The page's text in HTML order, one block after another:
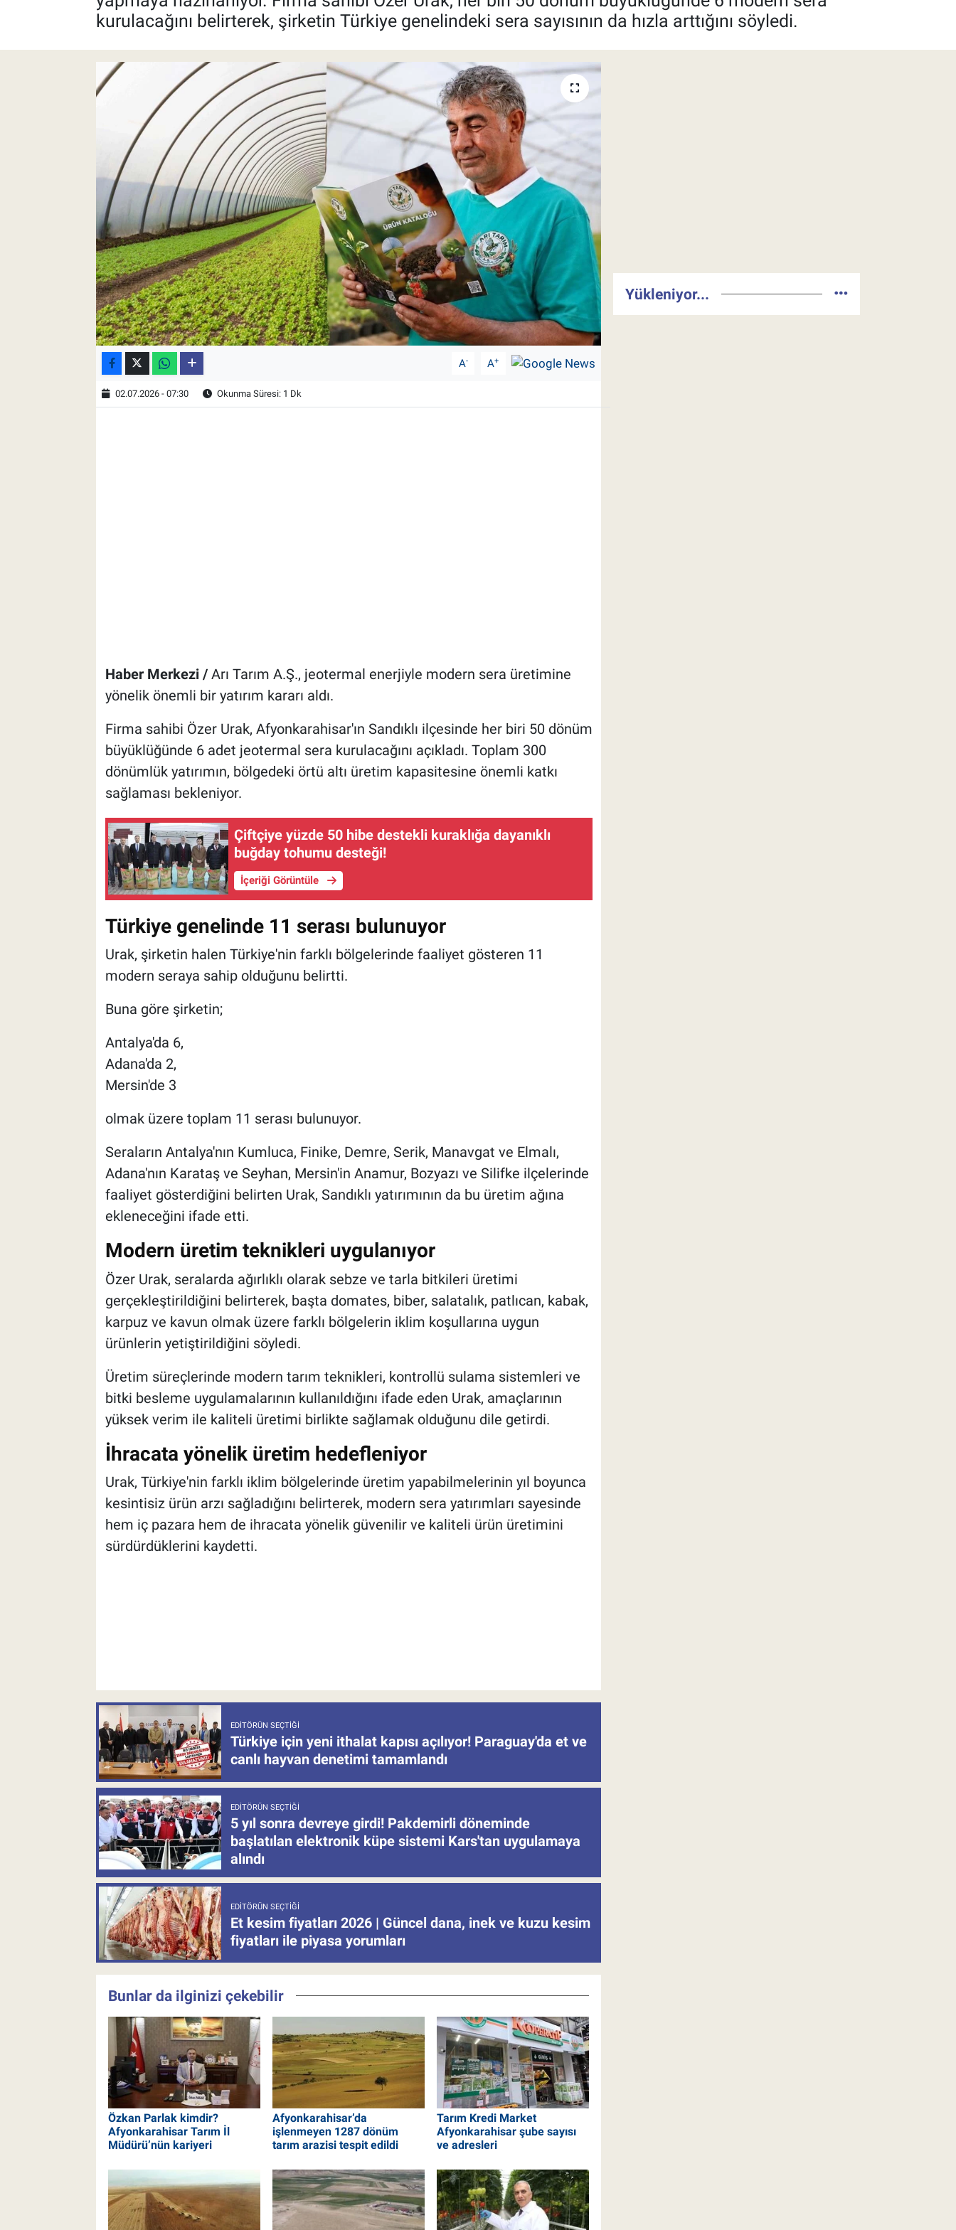
kurulacağını belirterek, şirketin Türkiye genelindeki sera sayısının da hızla arttığını söyledi.
A- A+
02.07.2026 - 07:30 Okunma Süresi: 1 Dk
Haber Merkezi /Arı Tarım A.Ş., jeotermal enerjiyle modern sera üretimine
yönelik önemli bir yatırım kararı aldı.
Firma sahibi Özer Urak, Afyonkarahisar'ın Sandıklı ilçesinde her biri 50 dönüm
büyüklüğünde 6 adet jeotermal sera kurulacağını açıkladı. Toplam 300
dönümlük yatırımın, bölgedeki örtü altı üretim kapasitesine önemli katkı
sağlaması bekleniyor.
Çiftçiye yüzde 50 hibe destekli kuraklığa dayanıklı
buğday tohumu desteği!
İçeriği Görüntüle
Türkiye genelinde 11 serası bulunuyor
Urak, şirketin halen Türkiye'nin farklı bölgelerinde faaliyet gösteren 11
modern seraya sahip olduğunu belirtti.
Buna göre şirketin;
Antalya'da 6,
Adana'da 2,
Mersin'de 3
olmak üzere toplam 11 serası bulunuyor.
Seraların Antalya'nın Kumluca, Finike, Demre, Serik, Manavgat ve Elmalı,
Adana'nın Karataş ve Seyhan, Mersin'in Anamur, Bozyazı ve Silifke ilçelerinde
faaliyet gösterdiğini belirten Urak, Sandıklı yatırımının da bu üretim ağına
ekleneceğini ifade etti.
Modern üretim teknikleri uygulanıyor
Özer Urak, seralarda ağırlıklı olarak sebze ve tarla bitkileri üretimi
gerçekleştirildiğini belirterek, başta domates, biber, salatalık, patlıcan, kabak,
karpuz ve kavun olmak üzere farklı bölgelerin iklim koşullarına uygun
ürünlerin yetiştirildiğini söyledi.
Üretim süreçlerinde modern tarım teknikleri, kontrollü sulama sistemleri ve
bitki besleme uygulamalarının kullanıldığını ifade eden Urak, amaçlarının
yüksek verim ile kaliteli üretimi birlikte sağlamak olduğunu dile getirdi.
İhracata yönelik üretim hedefleniyor
Urak, Türkiye'nin farklı iklim bölgelerinde üretim yapabilmelerinin yıl boyunca
kesintisiz ürün arzı sağladığını belirterek, modern sera yatırımları sayesinde
hem iç pazara hem de ihracata yönelik güvenilir ve kaliteli ürün üretimini
sürdürdüklerini kaydetti.
EDITÖRÜN SEÇTIĞI
Türkiye için yeni ithalat kapısı açılıyor! Paraguay'da et ve
canlı hayvan denetimi tamamlandı
EDITÖRÜN SEÇTIĞI
5 yıl sonra devreye girdi! Pakdemirli döneminde
başlatılan elektronik küpe sistemi Kars'tan uygulamaya
alındı
EDITÖRÜN SEÇTIĞI
Et kesim fiyatları 2026 | Güncel dana, inek ve kuzu kesim
fiyatları ile piyasa yorumları
Bunlar da ilginizi çekebilir
Özkan Parlak kimdir?
Afyonkarahisar Tarım İl
Müdürü’nün kariyeri
Afyonkarahisar’da
işlenmeyen 1287 dönüm
tarım arazisi tespit edildi
Tarım Kredi Market
Afyonkarahisar şube sayısı
ve adresleri
Yükleniyor...
Pankobirlik
Tarım Bilgisi
Yetiştirici Soruyor
Dünyada Tarım
Üretici Birlikleri
Şeker ve Şekerli Mamüller
Tahıllar ve Baklagiller